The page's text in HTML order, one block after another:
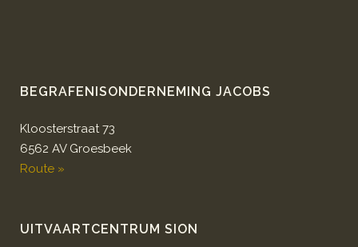
BEGRAFENISONDERNEMING JACOBS
Kloosterstraat 73
6562 AV Groesbeek
Route »
UITVAARTCENTRUM SION